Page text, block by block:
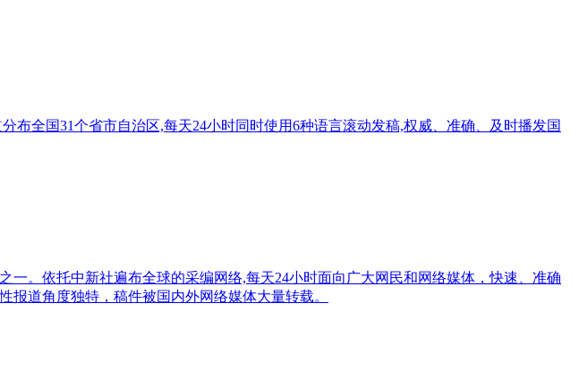
全国31个省市自治区,每天24小时同时使用6种语言滚动发稿,权威、准确、及时播发国
。依托中新社遍布全球的采编网络,每天24小时面向广大网民和网络媒体，快速、准确
道角度独特，稿件被国内外网络媒体大量转载。